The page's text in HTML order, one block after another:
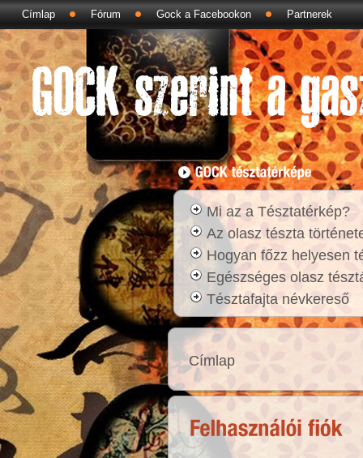
Címlap Fórum Gock a Facebookon Partnerek
Mi az a Tésztatérkép?
Az olasz tészta
Hogyan főzz helyesen
Egészséges olasz
Tésztafajta névkereső
Címlap